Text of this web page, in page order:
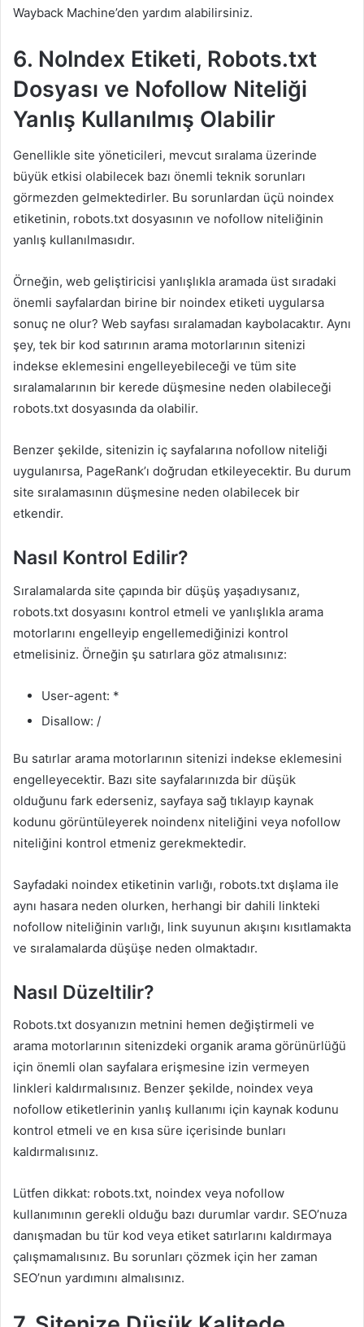
Wayback Machine’den yardım alabilirsiniz.
6. NoIndex Etiketi, Robots.txt
Dosyası ve Nofollow Niteliği
Yanlış Kullanılmış Olabilir
Genellikle site yöneticileri, mevcut sıralama üzerinde
büyük etkisi olabilecek bazı önemli teknik sorunları
görmezden gelmektedirler. Bu sorunlardan üçü noindex
etiketinin, robots.txt dosyasının ve nofollow niteliğinin
yanlış kullanılmasıdır.
Örneğin, web geliştiricisi yanlışlıkla aramada üst sıradaki
önemli sayfalardan birine bir noindex etiketi uygularsa
sonuç ne olur? Web sayfası sıralamadan kaybolacaktır. Aynı
şey, tek bir kod satırının arama motorlarının sitenizi
indekse eklemesini engelleyebileceği ve tüm site
sıralamalarının bir kerede düşmesine neden olabileceği
robots.txt dosyasında da olabilir.
Benzer şekilde, sitenizin iç sayfalarına nofollow niteliği
uygulanırsa, PageRank’ı doğrudan etkileyecektir. Bu durum
site sıralamasının düşmesine neden olabilecek bir
etkendir.
Nasıl Kontrol Edilir?
Sıralamalarda site çapında bir düşüş yaşadıysanız,
robots.txt dosyasını kontrol etmeli ve yanlışlıkla arama
motorlarını engelleyip engellemediğinizi kontrol
etmelisiniz. Örneğin şu satırlara göz atmalısınız:
User-agent: *
Disallow: /
Bu satırlar arama motorlarının sitenizi indekse eklemesini
engelleyecektir. Bazı site sayfalarınızda bir düşük
olduğunu fark ederseniz, sayfaya sağ tıklayıp kaynak
kodunu görüntüleyerek noindenx niteliğini veya nofollow
niteliğini kontrol etmeniz gerekmektedir.
Sayfadaki noindex etiketinin varlığı, robots.txt dışlama ile
aynı hasara neden olurken, herhangi bir dahili linkteki
nofollow niteliğinin varlığı, link suyunun akışını kısıtlamakta
ve sıralamalarda düşüşe neden olmaktadır.
Nasıl Düzeltilir?
Robots.txt dosyanızın metnini hemen değiştirmeli ve
arama motorlarının sitenizdeki organik arama görünürlüğü
için önemli olan sayfalara erişmesine izin vermeyen
linkleri kaldırmalısınız. Benzer şekilde, noindex veya
nofollow etiketlerinin yanlış kullanımı için kaynak kodunu
kontrol etmeli ve en kısa süre içerisinde bunları
kaldırmalısınız.
Lütfen dikkat: robots.txt, noindex veya nofollow
kullanımının gerekli olduğu bazı durumlar vardır. SEO’nuza
danışmadan bu tür kod veya etiket satırlarını kaldırmaya
çalışmamalısınız. Bu sorunları çözmek için her zaman
SEO’nun yardımını almalısınız.